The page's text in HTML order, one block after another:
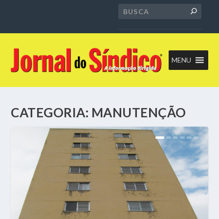
MENU
CATEGORIA: MANUTENÇÃO